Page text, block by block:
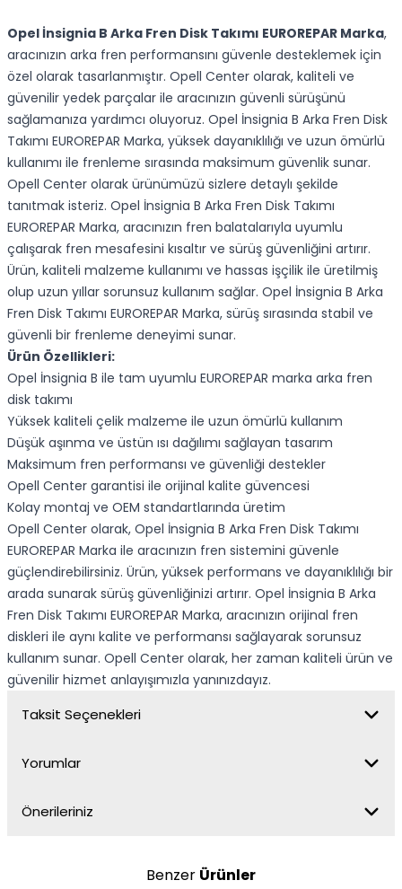
Opel İnsignia B Arka Fren Disk Takımı EUROREPAR Marka,
aracınızın arka fren performansını güvenle desteklemek için
özel olarak tasarlanmıştır. Opell Center olarak, kaliteli ve
güvenilir yedek parçalar ile aracınızın güvenli sürüşünü
sağlamanıza yardımcı oluyoruz. Opel İnsignia B Arka Fren Disk
Takımı EUROREPAR Marka, yüksek dayanıklılığı ve uzun ömürlü
kullanımı ile frenleme sırasında maksimum güvenlik sunar.
Opell Center olarak ürünümüzü sizlere detaylı şekilde
tanıtmak isteriz. Opel İnsignia B Arka Fren Disk Takımı
EUROREPAR Marka, aracınızın fren balatalarıyla uyumlu
çalışarak fren mesafesini kısaltır ve sürüş güvenliğini artırır.
Ürün, kaliteli malzeme kullanımı ve hassas işçilik ile üretilmiş
olup uzun yıllar sorunsuz kullanım sağlar. Opel İnsignia B Arka
Fren Disk Takımı EUROREPAR Marka, sürüş sırasında stabil ve
güvenli bir frenleme deneyimi sunar.
Ürün Özellikleri:
Opel İnsignia B ile tam uyumlu EUROREPAR marka arka fren
disk takımı
Yüksek kaliteli çelik malzeme ile uzun ömürlü kullanım
Düşük aşınma ve üstün ısı dağılımı sağlayan tasarım
Maksimum fren performansı ve güvenliği destekler
Opell Center garantisi ile orijinal kalite güvencesi
Kolay montaj ve OEM standartlarında üretim
Opell Center olarak, Opel İnsignia B Arka Fren Disk Takımı
EUROREPAR Marka ile aracınızın fren sistemini güvenle
güçlendirebilirsiniz. Ürün, yüksek performans ve dayanıklılığı bir
arada sunarak sürüş güvenliğinizi artırır. Opel İnsignia B Arka
Fren Disk Takımı EUROREPAR Marka, aracınızın orijinal fren
diskleri ile aynı kalite ve performansı sağlayarak sorunsuz
kullanım sunar. Opell Center olarak, her zaman kaliteli ürün ve
güvenilir hizmet anlayışımızla yanınızdayız.
Taksit Seçenekleri
Yorumlar
Önerileriniz
Benzer Ürünler